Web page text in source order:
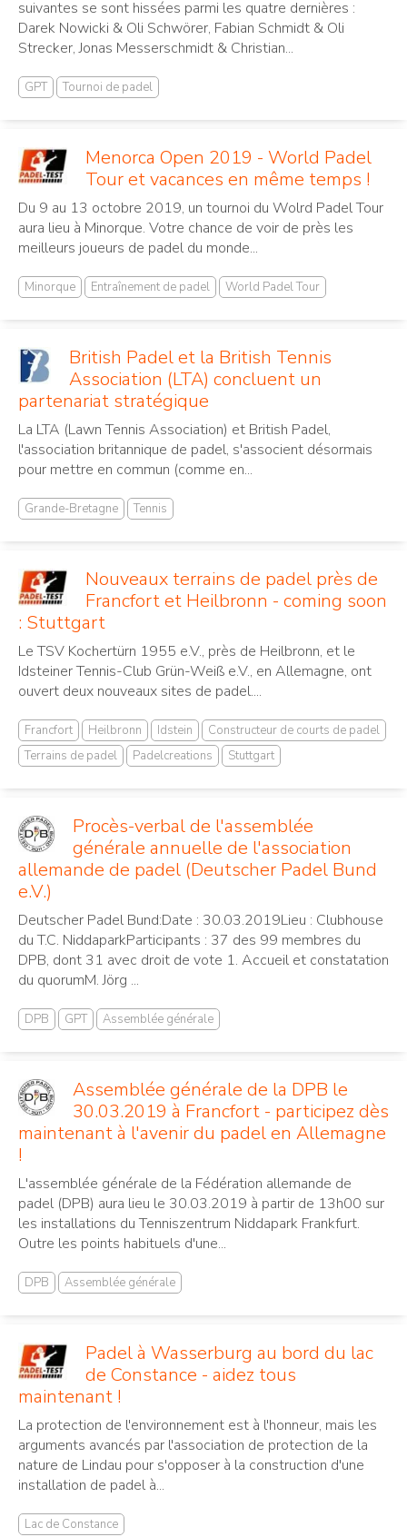
suivantes se sont hissées parmi les quatre dernières :
Darek Nowicki & Oli Schwörer, Fabian Schmidt & Oli
Strecker, Jonas Messerschmidt & Christian...
GPT Tournoi de padel
Menorca Open 2019 - World Padel
Tour et vacances en même temps !
Du 9 au 13 octobre 2019, un tournoi du Wolrd Padel Tour
aura lieu à Minorque. Votre chance de voir de près les
meilleurs joueurs de padel du monde...
Minorque Entraînement de padel World Padel Tour
British Padel et la British Tennis
Association (LTA) concluent un
partenariat stratégique
La LTA (Lawn Tennis Association) et British Padel,
l'association britannique de padel, s'associent désormais
pour mettre en commun (comme en...
Grande-Bretagne Tennis
Nouveaux terrains de padel près de
Francfort et Heilbronn - coming soon
: Stuttgart
Le TSV Kochertürn 1955 e.V., près de Heilbronn, et le
Idsteiner Tennis-Club Grün-Weiß e.V., en Allemagne, ont
ouvert deux nouveaux sites de padel....
Francfort Heilbronn Idstein
Constructeur de courts de padel
Terrains de padel
Padelcreations Stuttgart
Procès-verbal de l'assemblée
générale annuelle de l'association
allemande de padel (Deutscher Padel Bund
e.V.)
Deutscher Padel Bund:Date : 30.03.2019Lieu : Clubhouse
du T.C. NiddaparkParticipants : 37 des 99 membres du
DPB, dont 31 avec droit de vote 1. Accueil et constatation
du quorumM. Jörg ...
DPB GPT Assemblée générale
Assemblée générale de la DPB le
30.03.2019 à Francfort - participez dès
maintenant à l'avenir du padel en Allemagne
!
L'assemblée générale de la Fédération allemande de
padel (DPB) aura lieu le 30.03.2019 à partir de 13h00 sur
les installations du Tenniszentrum Niddapark Frankfurt.
Outre les points habituels d'une...
DPB Assemblée générale
Padel à Wasserburg au bord du lac
de Constance - aidez tous
maintenant !
La protection de l'environnement est à l'honneur, mais les
arguments avancés par l'association de protection de la
nature de Lindau pour s'opposer à la construction d'une
installation de padel à...
Lac de Constance